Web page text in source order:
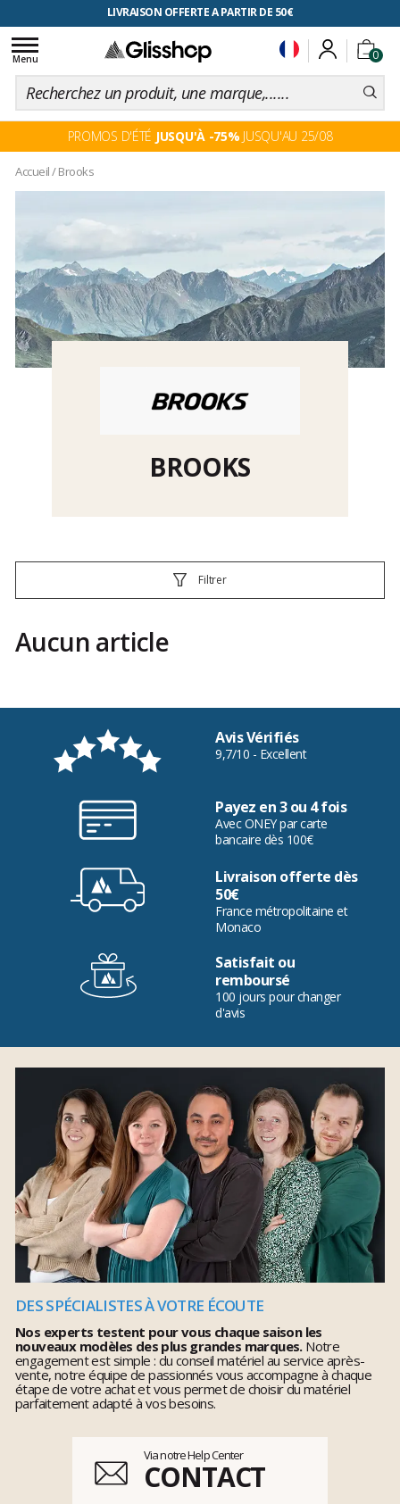
LIVRAISON OFFERTE A PARTIR DE 50€
RETOUR FACILITÉ, 100 jours pour changer d'avis
0
Toggle
navigation
Menu
PROMOS D'ÉTÉ JUSQU'À -75% JUSQU'AU 25/08
Accueil/Brooks
BROOKS
Filtrer
Aucun article
Avis Vérifiés
9,7/10 - Excellent
Payez en 3 ou 4 fois
Avec ONEY par carte
bancaire dès 100€
Livraison offerte dès
50€
France métropolitaine et
Monaco
Satisfait ou
remboursé
100 jours pour changer
d'avis
DES SPÉCIALISTES À VOTRE ÉCOUTE
Nos experts testent pour vous chaque saison les
nouveaux modèles des plus grandes marques.Notre
engagement est simple : du conseil matériel au service après-
vente, notre équipe de passionnés vous accompagne à chaque
étape de votre achat et vous permet de choisir du matériel
parfaitement adapté à vos besoins.
Via notre Help Center
CONTACT